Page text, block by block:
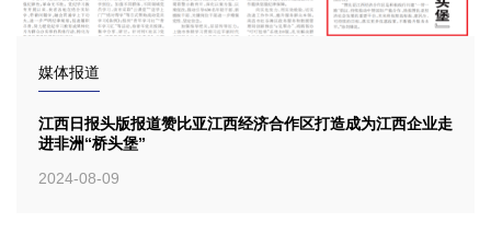
媒体报道
江西日报头版报道赞比亚江西经济合作区打造成为江西企业走
进非洲“桥头堡”
2024-08-09